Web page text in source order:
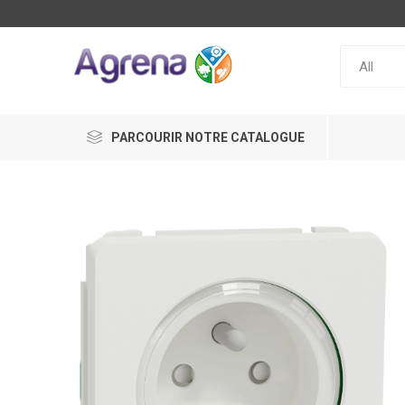
PARCOURIR NOTRE CATALOGUE